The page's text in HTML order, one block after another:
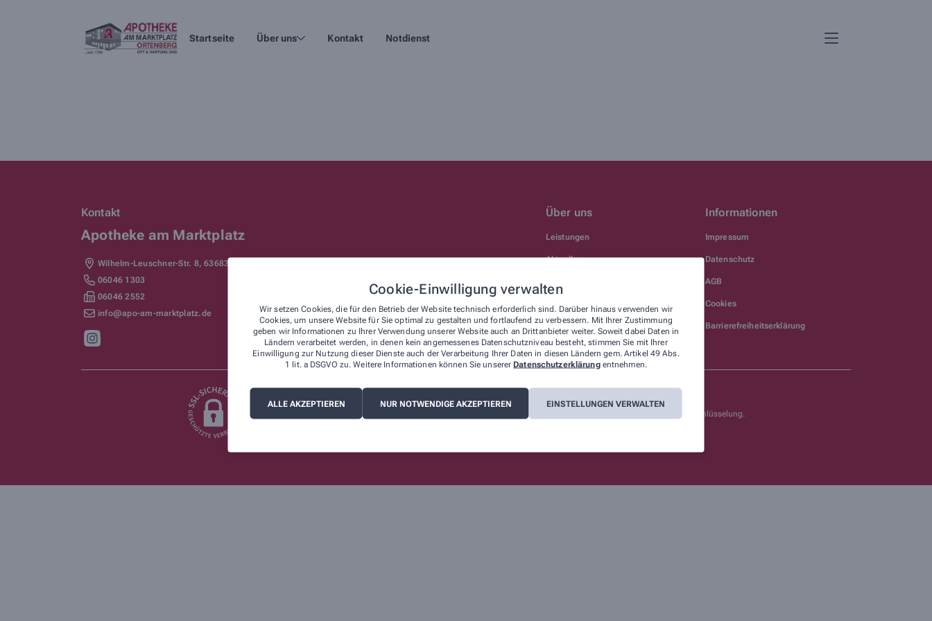
Cookie-Einwilligung verwalten
Wir setzen Cookies, die für den Betrieb der Website technisch erforderlich sind. Darüber hinaus verwenden wir
Cookies, um unsere Website für Sie optimal zu gestalten und fortlaufend zu verbessern. Mit Ihrer Zustimmung
geben wir Informationen zu Ihrer Verwendung unserer Website auch an Drittanbieter weiter. Soweit dabei Daten in
Ländern verarbeitet werden, in denen kein angemessenes Datenschutzniveau besteht, stimmen Sie mit Ihrer
Einwilligung zur Nutzung dieser Dienste auch der Verarbeitung Ihrer Daten in diesen Ländern gem. Artikel 49 Abs.
1 lit. a DSGVO zu. Weitere Informationen können Sie unserer Datenschutzerklärungentnehmen.
ALLE AKZEPTIEREN NUR NOTWENDIGE AKZEPTIEREN EINSTELLUNGEN VERWALTEN
Startseite Über uns Kontakt Notdienst
Kontakt
Apotheke am Marktplatz
Wilhelm-Leuschner-Str. 8,63683
06046 1303
06046 2552
info@apo-am-marktplatz.de
Über uns
Leistungen
Aktuelles
Informationen
Impressum
Datenschutz
AGB
Cookies
Barrierefreiheitserklärung
Wir legen großen Wert auf den Schutz Ihrer persönlichen Daten und garantieren die sichere Übertragung durch eine SSL-Verschlüsselung.